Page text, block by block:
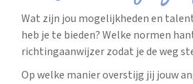
Wat zijn jou mogelijkheden en
heb je te bieden? Welke normen
richtingaanwijzer zodat je de weg
Op welke manier overstijg jij jouw